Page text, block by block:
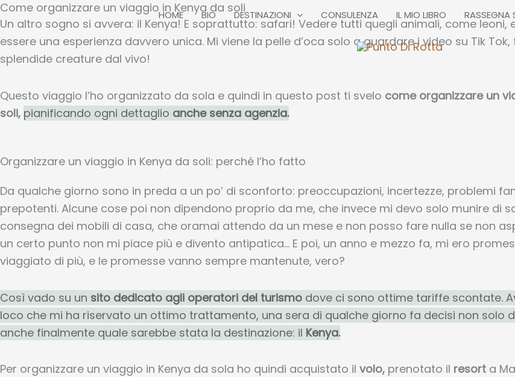
Vai
al
contenuto
HOME BIO DESTINAZIONI CONSULENZA IL MIO LIBRO RASSEGNA
Come organizzare un viaggio in Kenya da soli
Un altro sogno si avvera: il Kenya! E soprattutto: safari! Vedere tutti quegli animali, come
essere una esperienza davvero unica. Mi viene la pelle d’oca solo a guardare i video su Tik
splendide creature dal vivo!
Questo viaggio l’ho organizzato da sola e quindi in questo post ti svelo come organizzare un
soli, pianificando ogni dettaglio anche senza agenzia.
Organizzare un viaggio in Kenya da soli: perché l’ho fatto
Da qualche giorno sono in preda a un po’ di sconforto: preoccupazioni, incertezze, problemi
prepotenti. Alcune cose poi non dipendono proprio da me, che invece mi devo solo munire di
consegna dei mobili di casa, che oramai attendo da un mese e non posso fare nulla se non
un certo punto non mi piace più e divento antipatica… E poi, un anno e mezzo fa, mi ero
viaggiato di più, e le promesse vanno sempre mantenute, vero?
Così vado su un sito dedicato agli operatori del turismo dove ci sono ottime tariffe scontate.
loco che mi ha riservato un ottimo trattamento, una sera di qualche giorno fa decisi non solo
anche finalmente quale sarebbe stata la destinazione: il Kenya.
Per organizzare un viaggio in Kenya da sola ho quindi acquistato il volo, prenotato il resort a